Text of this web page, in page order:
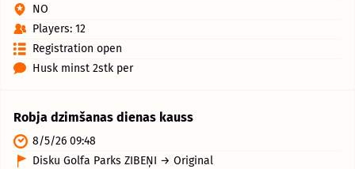
NO
Players: 12
Registration open
Husk minst 2stk per
Robja dzimšanas dienas kauss
8/5/26 09:48
Disku Golfa Parks ZIBEŅI → Original